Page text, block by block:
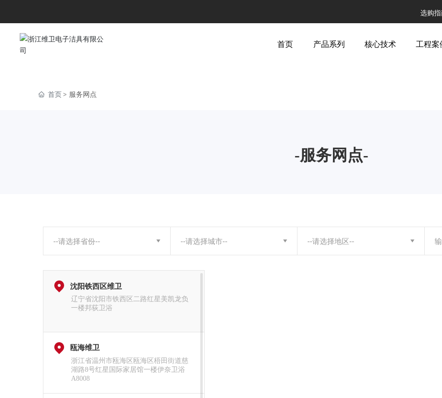
选购
首页 产品系列 核心技术 工程案
首页 服务网点
-服务网点-
沈阳铁西区维卫
辽宁省沈阳市铁西区二路红星美凯龙负
一楼邦荻卫浴
瓯海维卫
浙江省温州市瓯海区瓯海区梧田街道慈
湖路8号红星国际家居馆一楼伊奈卫浴
A8008